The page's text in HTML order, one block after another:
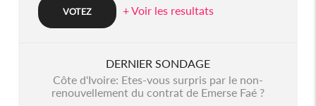
+ Voir les resultats
DERNIER SONDAGE
Côte d'Ivoire: Etes-vous surpris par le non-
renouvellement du contrat de Emerse Faé ?